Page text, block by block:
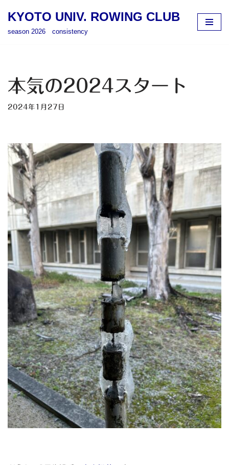
へ
KYOTO UNIV. ROWING CLUB
season 2026 consistency
本気の2024スタート
2024年1月27日